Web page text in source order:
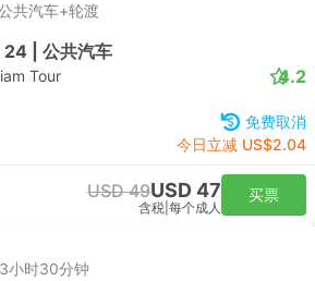
共汽车+轮渡
24 | 公共汽车
Tour 4.2
免费取消
今日立减 US$2.04
USD 49USD 47
含税 每个成人
买票
小时30分钟